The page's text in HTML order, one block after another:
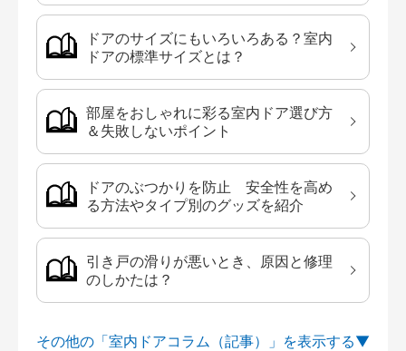
ドアのサイズにもいろいろある？室内
ドアの標準サイズとは？
部屋をおしゃれに彩る室内ドア選び方
＆失敗しないポイント
ドアのぶつかりを防止 安全性を高め
る方法やタイプ別のグッズを紹介
引き戸の滑りが悪いとき、原因と修理
のしかたは？
その他の「室内ドアコラム（記事）」を